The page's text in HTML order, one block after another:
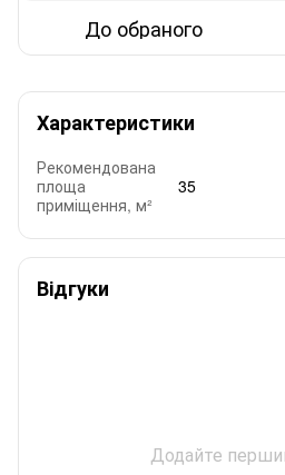
До обраного
Характеристики
Рекомендована
площа
приміщення, м²
35
Відгуки
Додайте